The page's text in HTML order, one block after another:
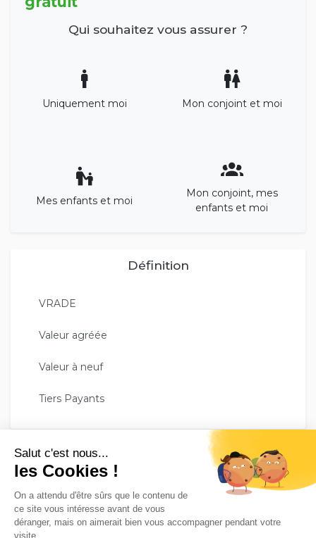
Qui souhaitez vous assurer ?
Uniquement moi Mon conjoint et moi
Mes enfants et moi
Mon conjoint, mes
enfants et moi
Définition
VRADE
Valeur agréée
Valeur à neuf
Tiers Payants
GESCO ASSURE VOTRE TRANQUILITÉ !
Avec plus de 35 000 assurés, le groupe Gesco Assurances